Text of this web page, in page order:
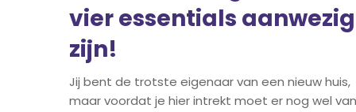
vier essentials aanwezig
zijn!
Jij bent de trotste eigenaar van een nieuw huis,
maar voordat je hier intrekt moet er nog wel van